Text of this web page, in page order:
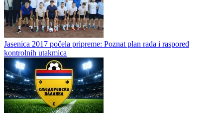
Jasenica 2017 počela pripreme: Poznat plan rada i raspored
kontrolnih utakmica